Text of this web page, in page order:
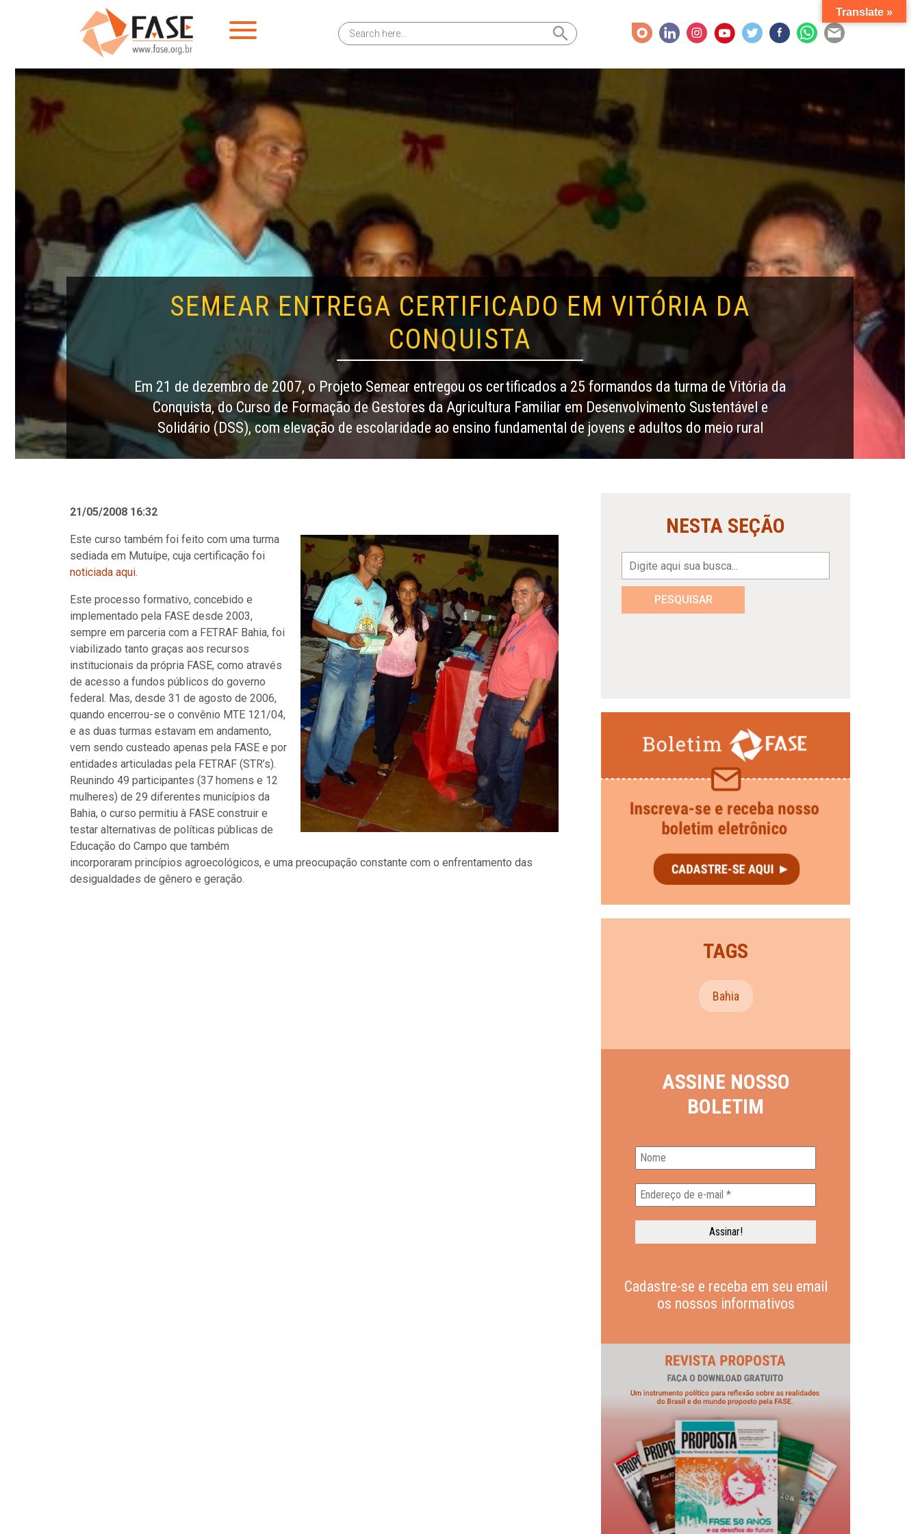
Search
for:
Search Button
SEMEAR ENTREGA CERTIFICADO EM VITÓRIA DA
CONQUISTA
Em 21 de dezembro de 2007, o Projeto Semear entregou os certificados a 25 formandos da turma de Vitória da
Conquista, do Curso de Formação de Gestores da Agricultura Familiar em Desenvolvimento Sustentável e
Solidário (DSS), com elevação de escolaridade ao ensino fundamental de jovens e adultos do meio rural
21/05/2008 16:32
Este curso também foi feito com uma turma
sediada em Mutuípe, cuja certificação foi
noticiada aqui.
Este processo formativo, concebido e
implementado pela FASE desde 2003,
sempre em parceria com a FETRAF Bahia, foi
viabilizado tanto graças aos recursos
institucionais da própria FASE, como através
de acesso a fundos públicos do governo
federal. Mas, desde 31 de agosto de 2006,
quando encerrou-se o convênio MTE 121/04,
e as duas turmas estavam em andamento,
vem sendo custeado apenas pela FASE e por
entidades articuladas pela FETRAF (STR’s).
Reunindo 49 participantes (37 homens e 12
mulheres) de 29 diferentes municípios da
Bahia, o curso permitiu à FASE construir e
testar alternativas de políticas públicas de
Educação do Campo que também
incorporaram princípios agroecológicos, e uma preocupação constante com o enfrentamento das
desigualdades de gênero e geração.
NESTA SEÇÃO
PESQUISAR
TAGS
Bahia
ASSINE NOSSO
BOLETIM
Cadastre-se e receba em seu email
os nossos informativos
Translate »